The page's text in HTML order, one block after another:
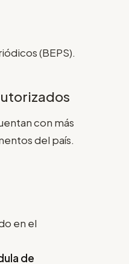
(BEPS).
con más
del país.
en el
de